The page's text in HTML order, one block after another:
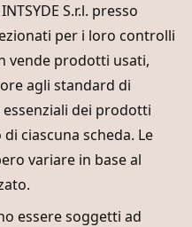
S.r.l. presso
per i loro controlli
vende prodotti usati,
agli standard di
dei prodotti
ciascuna scheda. Le
variare in base al
essere soggetti ad